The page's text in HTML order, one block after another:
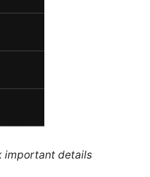
important details